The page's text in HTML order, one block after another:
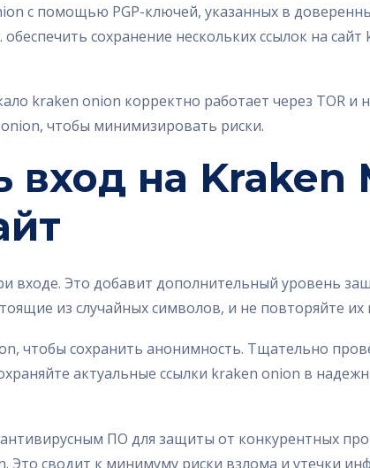
с помощью PGP-ключей, указанных в
сохранение нескольких ссылок на
kraken onion корректно работает через TOR
чтобы минимизировать риски.
вход на Kraken
входе. Это добавит дополнительный уровень
из случайных символов, и не повторяйте их
чтобы сохранить анонимность. Тщательно
актуальные ссылки kraken onion в
ПО для защиты от конкурентных
Это сводит к минимуму риски взлома и утечки